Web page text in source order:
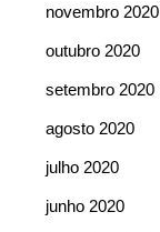
novembro 2020
outubro 2020
setembro 2020
agosto 2020
julho 2020
junho 2020